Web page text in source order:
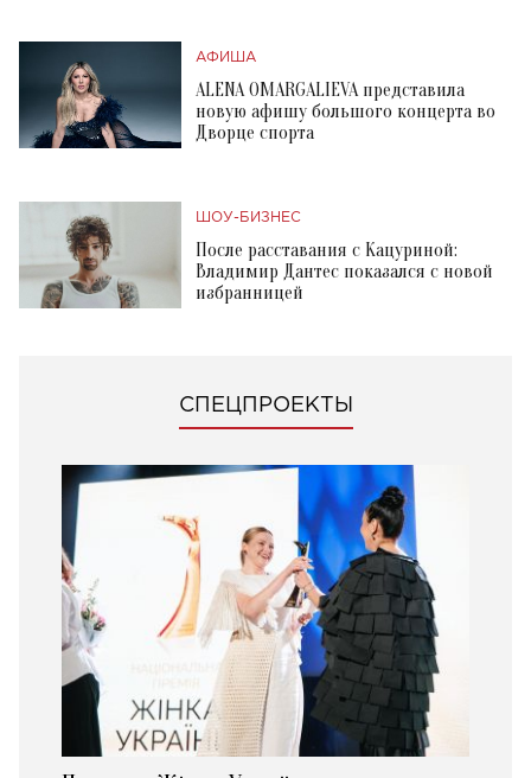
АФИША
ALENA OMARGALIEVA представила
новую афишу большого концерта во
Дворце спорта
ШОУ-БИЗНЕС
После расставания с Кацуриной:
Владимир Дантес показался с новой
избранницей
СПЕЦПРОЕКТЫ